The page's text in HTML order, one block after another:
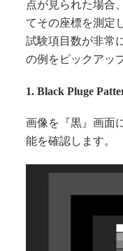
点が見られた場合
てその座標を測定
試験項目数が非常
の例をピックアッ
1. Black Pluge
画像を『黒』画面
能を確認します。